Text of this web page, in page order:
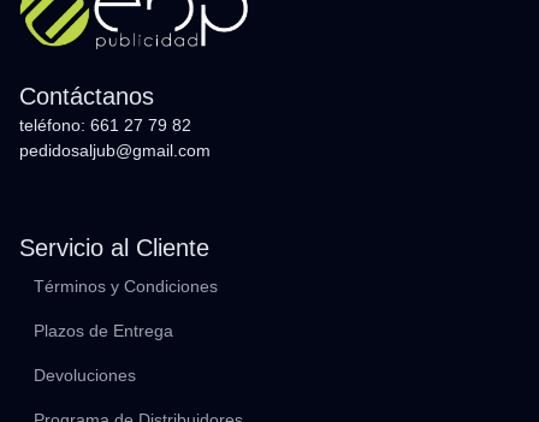
Contáctanos
teléfono: 661 27 79 82
pedidosaljub@gmail.com
Servicio al Cliente
Términos y Condiciones
Plazos de Entrega
Devoluciones